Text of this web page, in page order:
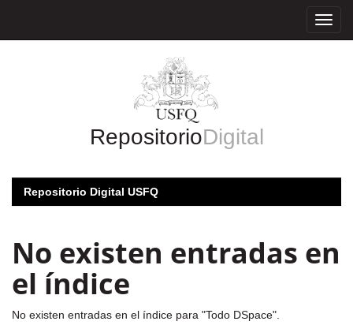
RepositorioDigital
Repositorio Digital USFQ
No existen entradas en
el índice
No existen entradas en el índice para "Todo DSpace".